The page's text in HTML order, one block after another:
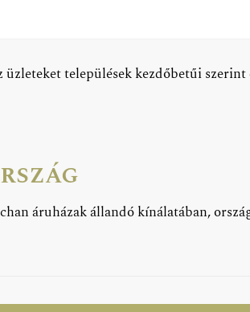
települések kezdőbetűi
áruházak állandó kínálatában,